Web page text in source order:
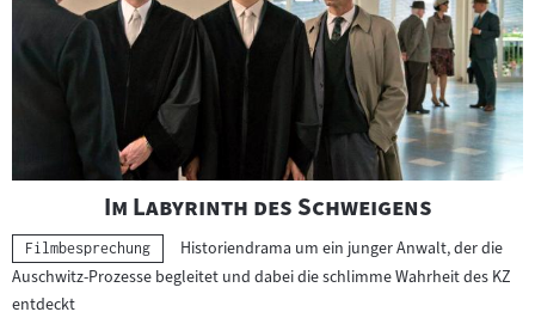
"
Im Labyrinth des Schweigens"
Kategorie:
Filmbesprechung
Historiendrama um ein junger Anwalt, der die
Auschwitz-Prozesse begleitet und dabei die schlimme Wahrheit des KZ
entdeckt